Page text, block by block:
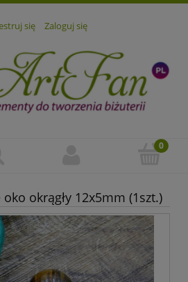
się Zaloguj się
okrągły 12x5mm (1szt.)